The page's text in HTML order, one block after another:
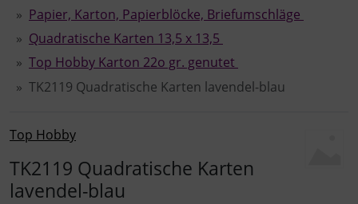
Papier, Karton, Papierblöcke, Briefumschläge
Quadratische Karten 13,5 x 13,5
Top Hobby Karton 22o gr. genutet
TK2119 Quadratische Karten lavendel-blau
Top Hobby
TK2119 Quadratische Karten
lavendel-blau